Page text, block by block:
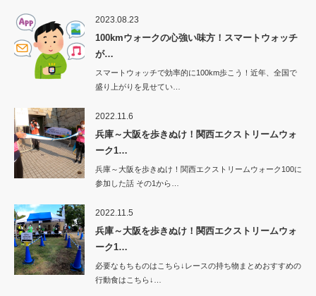
2023.08.23
100kmウォークの心強い味方！スマートウォッチ
が…
スマートウォッチで効率的に100km歩こう！近年、全国で
盛り上がりを見せてい…
2022.11.6
兵庫～大阪を歩きぬけ！関西エクストリームウォ
ーク1…
兵庫～大阪を歩きぬけ！関西エクストリームウォーク100に
参加した話 その1から…
2022.11.5
兵庫～大阪を歩きぬけ！関西エクストリームウォ
ーク1…
必要なもちものはこちら↓レースの持ち物まとめおすすめの
行動食はこちら↓…